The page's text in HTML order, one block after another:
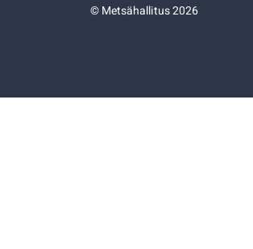
©Metsähallitus 2026